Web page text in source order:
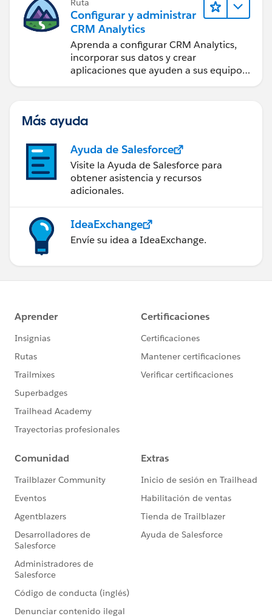
Ruta
Configurar y administrar
CRM Analytics
Aprenda a configurar CRM Analytics,
incorporar sus datos y crear
aplicaciones que ayuden a sus equipos
a tomar mejores decisiones.
Más ayuda
Ayuda de Salesforce
Visite la Ayuda de Salesforce para
obtener asistencia y recursos
adicionales.
IdeaExchange
Envíe su idea a IdeaExchange.